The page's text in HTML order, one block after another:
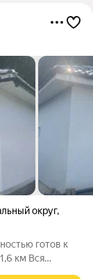
округ,
готов к
км Вся